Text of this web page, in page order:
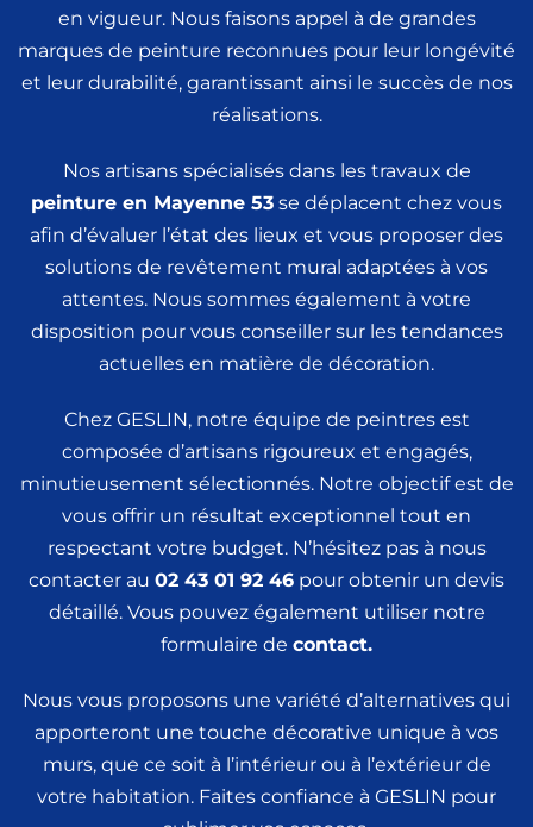
en vigueur. Nous faisons appel à de grandes
marques de peinture reconnues pour leur longévité
et leur durabilité, garantissant ainsi le succès de nos
réalisations.
Nos artisans spécialisés dans les travaux de
peinture en Mayenne 53 se déplacent chez vous
afin d’évaluer l’état des lieux et vous proposer des
solutions de revêtement mural adaptées à vos
attentes. Nous sommes également à votre
disposition pour vous conseiller sur les tendances
actuelles en matière de décoration.
Chez GESLIN, notre équipe de peintres est
composée d’artisans rigoureux et engagés,
minutieusement sélectionnés. Notre objectif est de
vous offrir un résultat exceptionnel tout en
respectant votre budget. N’hésitez pas à nous
contacter au 02 43 01 92 46 pour obtenir un devis
détaillé. Vous pouvez également utiliser notre
formulaire de contact.
Nous vous proposons une variété d’alternatives qui
apporteront une touche décorative unique à vos
murs, que ce soit à l’intérieur ou à l’extérieur de
votre habitation. Faites confiance à GESLIN pour